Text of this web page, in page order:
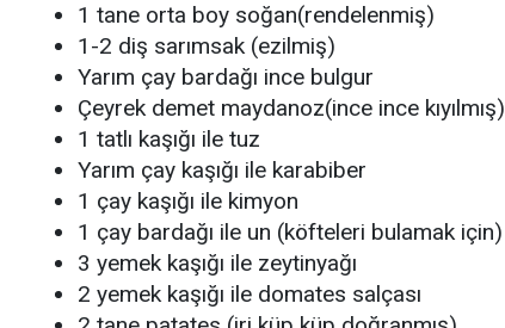
1 tane orta boy soğan(rendelenmiş)
1-2 diş sarımsak (ezilmiş)
Yarım çay bardağı ince bulgur
Çeyrek demet maydanoz(ince ince kıyılmış)
1 tatlı kaşığı ile tuz
Yarım çay kaşığı ile karabiber
1 çay kaşığı ile kimyon
1 çay bardağı ile un (köfteleri bulamak için)
3 yemek kaşığı ile zeytinyağı
2 yemek kaşığı ile domates salçası